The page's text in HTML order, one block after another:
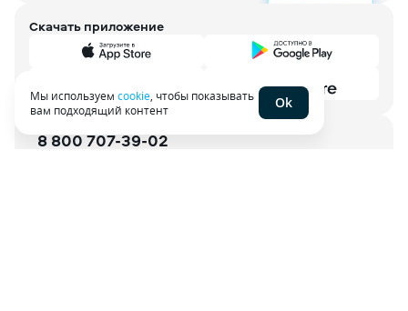
Скачать приложение
8 800 707-39-02
Мы используем cookie , чтобы показывать
вам подходящий контент
Ok